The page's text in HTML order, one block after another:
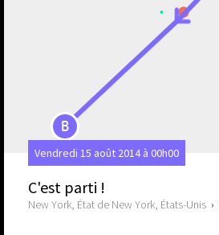
B
Vendredi 15 août 2014 à 00h00
C'est parti !
New York, État de New York, États-Unis ›